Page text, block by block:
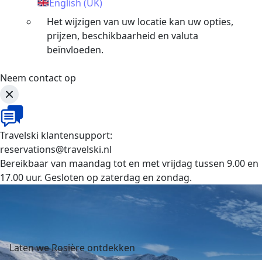
English (UK)
Het wijzigen van uw locatie kan uw opties,
prijzen, beschikbaarheid en valuta
beïnvloeden.
Neem contact op
Travelski klantensupport:
reservations@travelski.nl
Bereikbaar van maandag tot en met vrijdag tussen 9.00 en
17.00 uur. Gesloten op zaterdag en zondag.
Laten we Rosière ontdekken